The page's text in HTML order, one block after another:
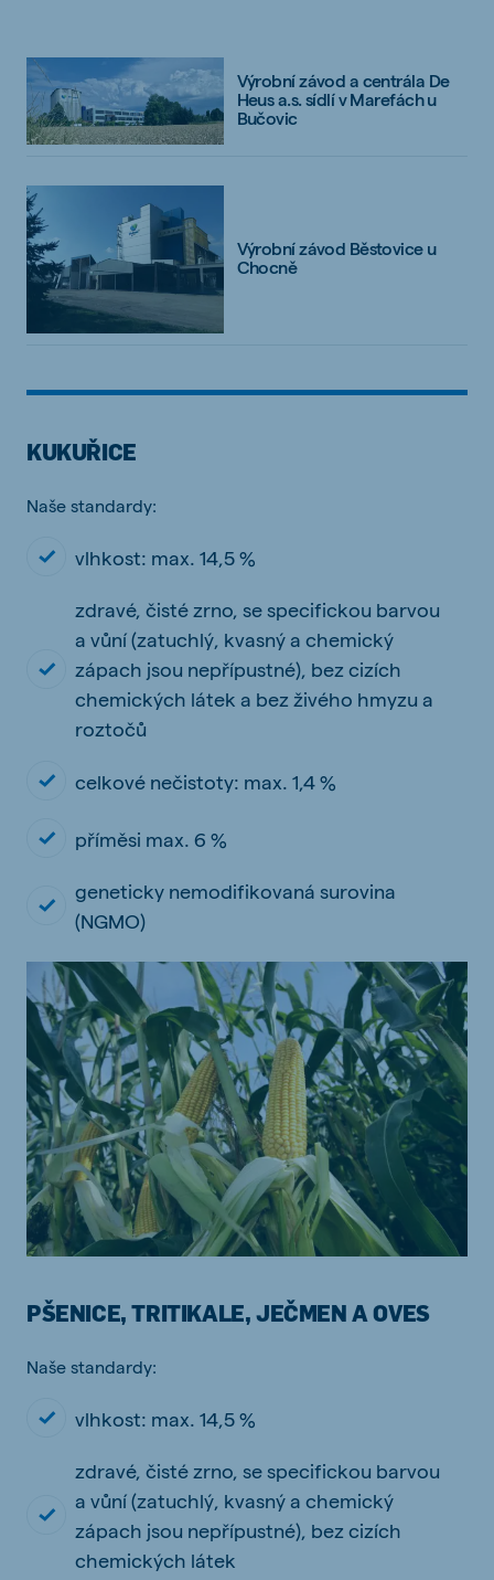
Výrobní závod a centrála De
Heus a.s. sídlí v Marefách u
Bučovic
Výrobní závod Běstovice u
Chocně
KUKUŘICE
Naše standardy:
vlhkost: max. 14,5 %
zdravé, čisté zrno, se specifickou barvou
a vůní (zatuchlý, kvasný a chemický
zápach jsou nepřípustné), bez cizích
chemických látek a bez živého hmyzu a
roztočů
celkové nečistoty: max. 1,4 %
příměsi max. 6 %
geneticky nemodifikovaná surovina
(NGMO)
PŠENICE, TRITIKALE, JEČMEN A OVES
Naše standardy:
vlhkost: max. 14,5 %
zdravé, čisté zrno, se specifickou barvou
a vůní (zatuchlý, kvasný a chemický
zápach jsou nepřípustné), bez cizích
chemických látek